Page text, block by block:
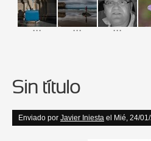
... ... ...
Sin título
Enviado por Javier Iniesta el Mié, 24/